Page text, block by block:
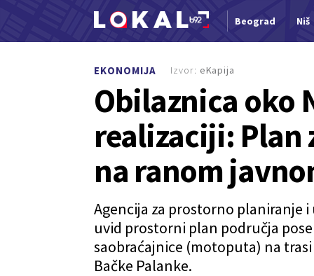
Beograd Niš
EKONOMIJA
Obilaznica oko
realizaciji: Plan
na ranom
Agencija za prostorno planiranje
uvid prostorni plan područja
saobraćajnice (motoputa) na
Bačke Palanke.
Izvor: eKapija